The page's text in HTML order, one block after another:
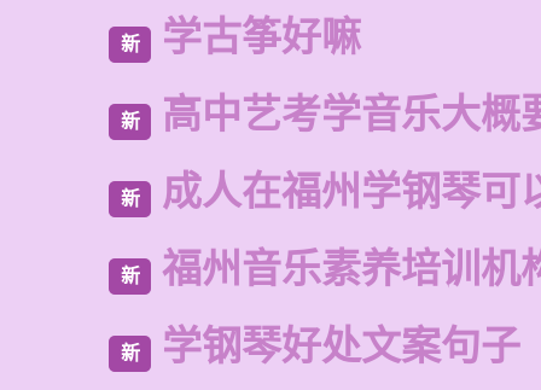
新 学古筝好嘛
新 高中艺考学音乐大概
新 成人在福州学钢琴可
新 福州音乐素养培训机
新 学钢琴好处文案句子